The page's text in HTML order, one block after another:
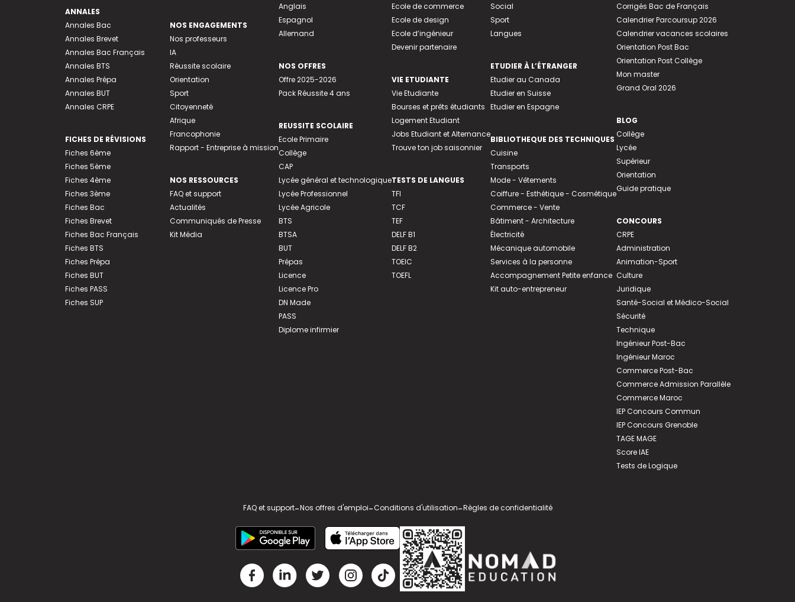
ANNALES
Annales Bac
Annales Brevet
Annales Bac Français
Annales BTS
Annales Prépa
Annales BUT
Annales CRPE
FICHES DE RÉVISIONS
Fiches 6ème
Fiches 5ème
Fiches 4ème
Fiches 3ème
Fiches Bac
Fiches Brevet
Fiches Bac Français
Fiches BTS
Fiches Prépa
Fiches BUT
Fiches PASS
Fiches SUP
NOS ENGAGEMENTS
Nos professeurs
IA
Réussite scolaire
Orientation
Sport
Citoyenneté
Afrique
Francophonie
Rapport - Entreprise à mission
NOS RESSOURCES
FAQ et support
Actualités
Communiqués de Presse
Kit Média
Anglais
Espagnol
Allemand
NOS OFFRES
Offre 2025-2026
Pack Réussite 4 ans
REUSSITE SCOLAIRE
Ecole Primaire
Collège
CAP
Lycée général et technologique
Lycée Professionnel
Lycée Agricole
BTS
BTSA
BUT
Prépas
Licence
Licence Pro
DN Made
PASS
Diplome infirmier
Ecole de commerce
Ecole de design
Ecole d’ingénieur
Devenir partenaire
VIE ETUDIANTE
Vie Etudiante
Bourses et prêts étudiants
Logement Etudiant
Jobs Etudiant et Alternance
Trouve ton job saisonnier
TESTS DE LANGUES
TFI
TCF
TEF
DELF B1
DELF B2
TOEIC
TOEFL
Social
Sport
Langues
ETUDIER À L’ÉTRANGER
Etudier au Canada
Etudier en Suisse
Etudier en Espagne
BIBLIOTHEQUE DES TECHNIQUES
Cuisine
Transports
Mode - Vêtements
Coiffure - Esthétique - Cosmétique
Commerce - Vente
Bâtiment - Architecture
Électricité
Mécanique automobile
Services à la personne
Accompagnement Petite enfance
Kit auto-entrepreneur
Corrigés Bac de Français
Calendrier Parcoursup 2026
Calendrier vacances scolaires
Orientation Post Bac
Orientation Post Collège
Mon master
Grand Oral 2026
BLOG
Collège
Lycée
Supérieur
Orientation
Guide pratique
CONCOURS
CRPE
Administration
Animation-Sport
Culture
Juridique
Santé-Social et Médico-Social
Sécurité
Technique
Ingénieur Post-Bac
Ingénieur Maroc
Commerce Post-Bac
Commerce Admission Parallèle
Commerce Maroc
IEP Concours Commun
IEP Concours Grenoble
TAGE MAGE
Score IAE
Tests de Logique
FAQ et support-Nos offres d'emploi-Conditions d'utilisation-Règles de confidentialité